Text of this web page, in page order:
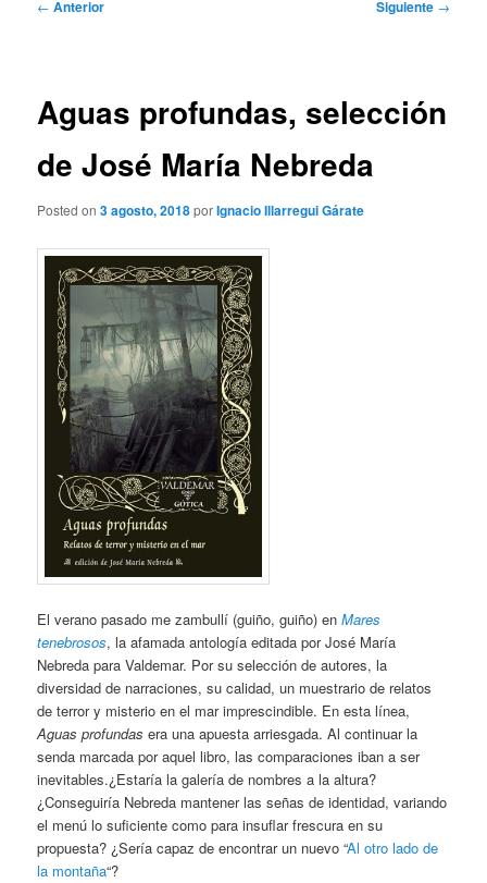
← Anterior Siguiente →
Aguas profundas, selección
de José María Nebreda
Posted on3 agosto, 2018porIgnacio Illarregui Gárate
El verano pasado me zambullí (guiño, guiño) enMares
tenebrosos, la afamada antología editada por José María
Nebreda para Valdemar. Por su selección de autores, la
diversidad de narraciones, su calidad, un muestrario de relatos
de terror y misterio en el mar imprescindible. En esta línea,
Aguas profundas era una apuesta arriesgada. Al continuar la
senda marcada por aquel libro, las comparaciones iban a ser
inevitables.¿Estaría la galería de nombres a la altura?
¿Conseguiría Nebreda mantener las señas de identidad, variando
el menú lo suficiente como para insuflar frescura en su
propuesta? ¿Sería capaz de encontrar un nuevo “Al otro lado de
la montaña“?